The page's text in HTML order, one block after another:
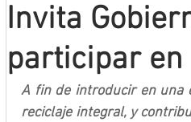
Mineros LNBP
Invita
participar
A fin de introducir en una
reciclaje integral, y